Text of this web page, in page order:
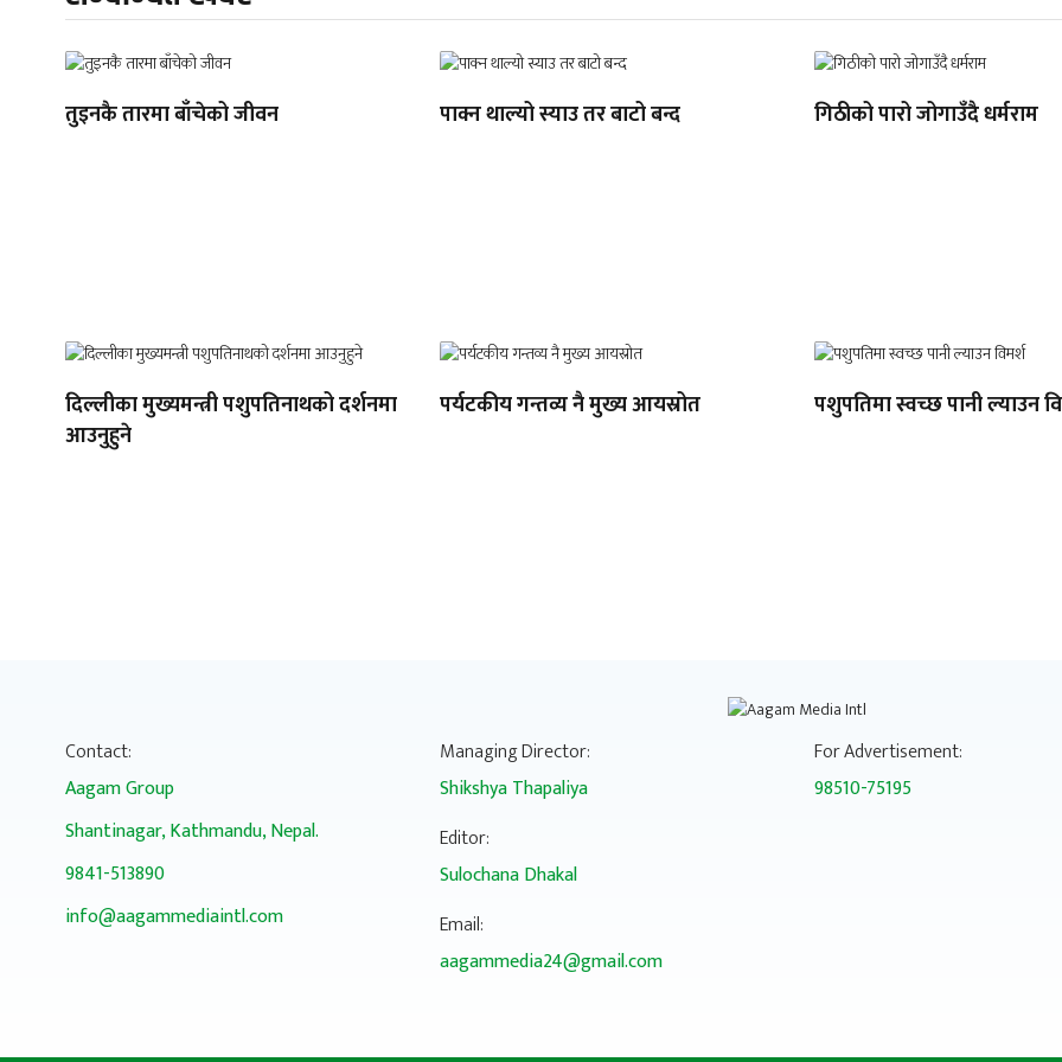
तुइनकै तारमा बाँचेको जीवन पाक्न थाल्यो स्याउ तर बाटो बन्द गिठीको पारो जोगाउँदै धर्मराम
दिल्लीका मुख्यमन्त्री पशुपतिनाथको दर्शनमा
आउनुहुने
पर्यटकीय गन्तव्य नै मुख्य आयस्रोत पशुपतिमा स्वच्छ पानी ल्याउन
Contact:
Aagam Group
Shantinagar, Kathmandu, Nepal.
9841-513890
info@aagammediaintl.com
Managing Director:
Shikshya Thapaliya
Editor:
Sulochana Dhakal
Email:
aagammedia24@gmail.com
For Advertisement:
98510-75195